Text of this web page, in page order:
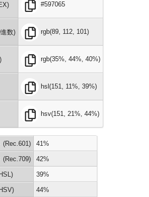
#597065
数) rgb(89, 112, 101)
rgb(35%, 44%, 40%)
hsl(151, 11%, 39%)
hsv(151, 21%, 44%)
(Rec.601) 41%
(Rec.709) 42%
39%
44%